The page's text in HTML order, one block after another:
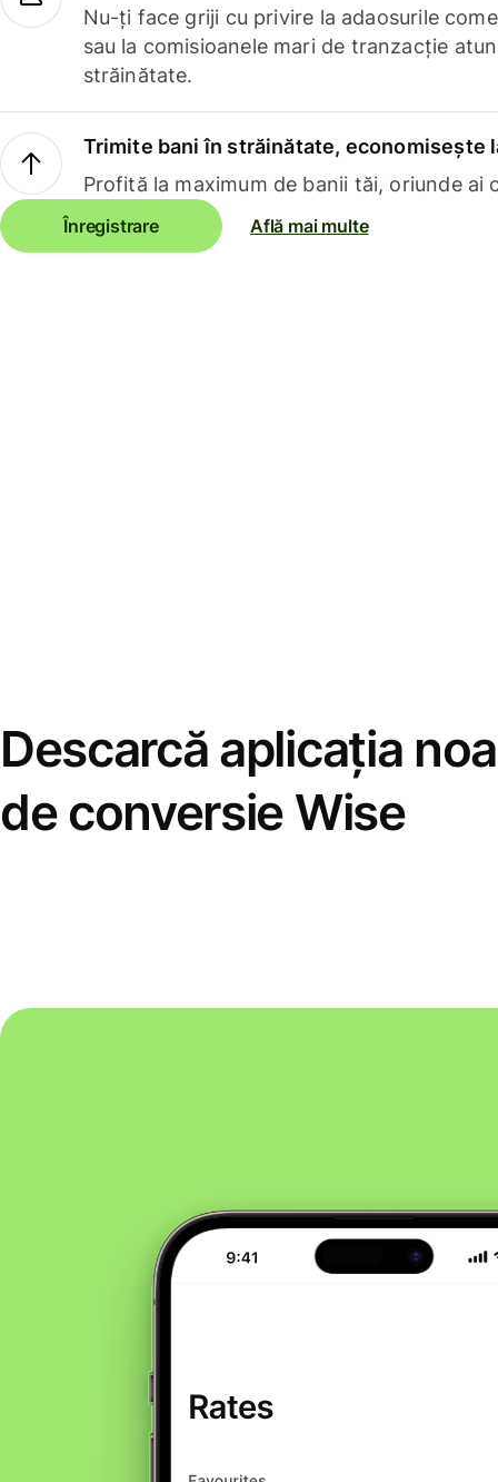
Nu-ți face griji cu privire la adaosurile
sau la comisioanele mari de tranzacție
străinătate.
Trimite bani în străinătate, economisește
Profită la maximum de banii tăi, oriunde ai
Înregistrare Află mai multe
Descarcă aplicația
de conversie Wise